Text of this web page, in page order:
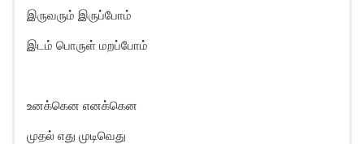
இருவரும் இருப்போம்
இடம் பொருள் மறப்போம்
உனக்கென எனக்கென
முதல் எது முடிவெது